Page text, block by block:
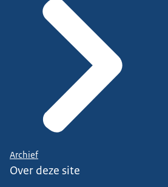
Archief
Over deze site